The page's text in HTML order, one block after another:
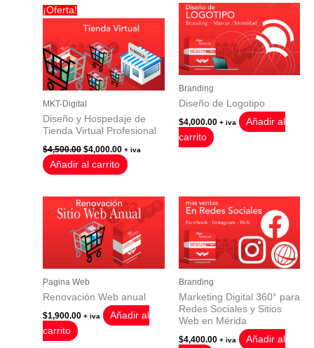
¡Oferta!
MKT-Digital
Diseño y Hospedaje de
Tienda Virtual Profesional
$4,500.00 El
original
$4,000.00El
precio
actual
+ iva
Añadir al carrito
Branding
Diseño de Logotipo
$4,000.00 + iva
Añadir al
carrito
Pagina Web
Renovación Web anual
$1,900.00 + iva
Añadir al
carrito
Branding
Marketing Digital 360° para
Redes Sociales y Sitios
Web en Mérida
$4,400.00 + iva
Añadir al